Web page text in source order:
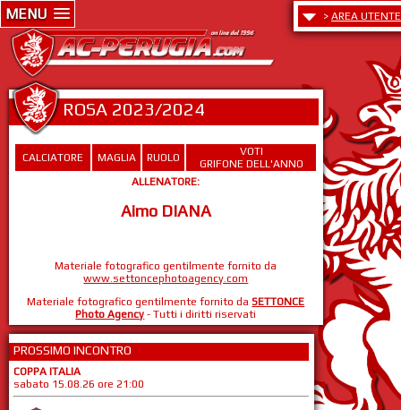
MENU > AREA UTENTE
ROSA 2023/2024
CALCIATORE MAGLIA RUOLO
VOTI
GRIFONE DELL'ANNO
ALLENATORE:
Aimo DIANA
Materiale fotografico gentilmente fornito da
www.settoncephotoagency.com
Materiale fotografico gentilmente fornito daSETTONCE
Photo Agency - Tutti i diritti riservati
PROSSIMO INCONTRO
COPPA ITALIA
sabato 15.08.26 ore 21:00